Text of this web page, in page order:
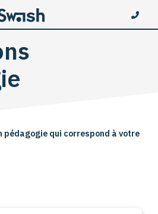
pédagogie qui correspond à votre